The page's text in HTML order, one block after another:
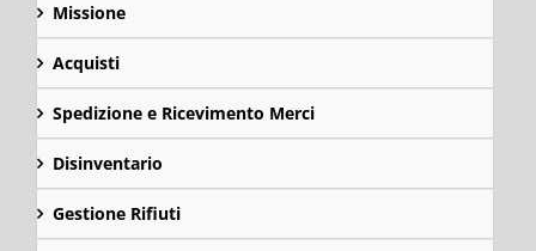
Missione
Acquisti
Spedizione e Ricevimento Merci
Disinventario
Gestione Rifiuti